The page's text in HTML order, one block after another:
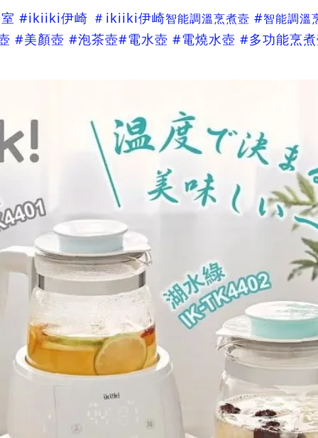
#ikiiki伊崎 ＃ikiiki伊崎智能調溫烹煮壼 #智能調溫
#美顏壺 #泡茶壺#電水壺 #電燒水壺 #多功能烹